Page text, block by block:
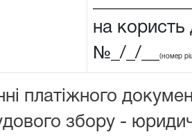
на
№_/_/__
(номер
платіжного
збору -